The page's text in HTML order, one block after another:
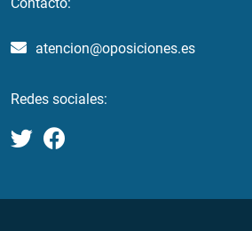
atencion@oposiciones.es
Redes sociales: